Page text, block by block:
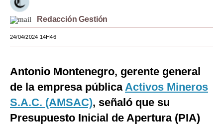
Moda
EEUU
México
Redacción Gestión
24/04/2024 14H46
Antonio Montenegro, gerente general
de la empresa públicaActivos Mineros
S.A.C. (AMSAC), señaló que su
Presupuesto Inicial de Apertura (PIA)